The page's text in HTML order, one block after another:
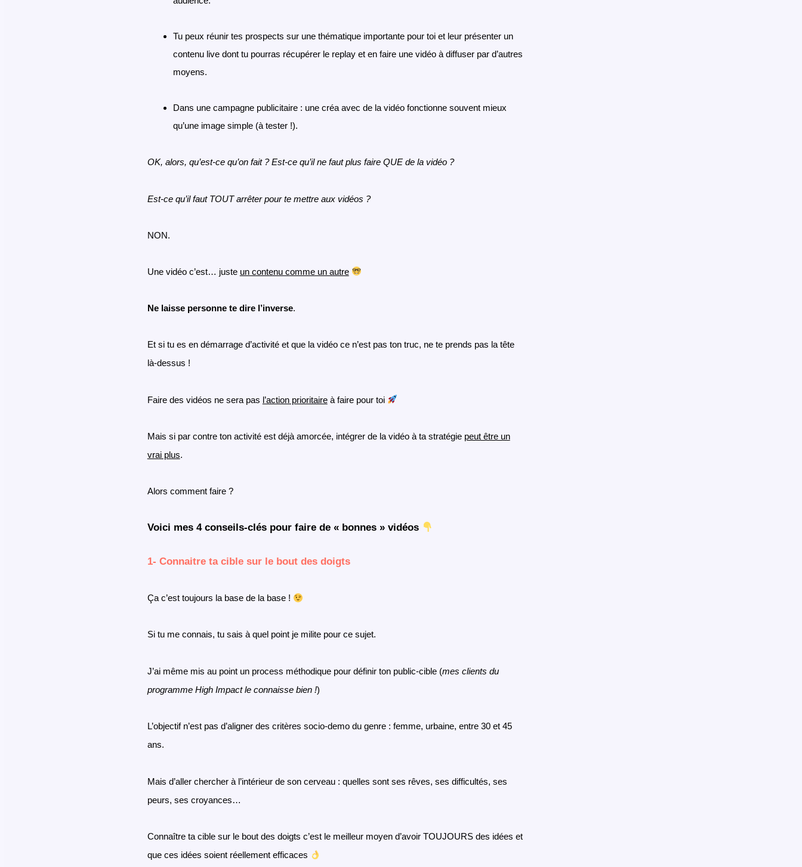
Tu peux réunir tes prospects sur une thématique importante pour toi et leur présenter un
contenu live dont tu pourras récupérer le replay et en faire une vidéo à diffuser par d’autres
moyens.
Dans une campagne publicitaire : une créa avec de la vidéo fonctionne souvent mieux
qu’une image simple (à tester !).
OK, alors, qu’est-ce qu’on fait ?Est-ce qu’il ne faut plus faire QUE de la vidéo ?
Est-ce qu’il faut TOUT arrêter pour te mettre aux vidéos ?
NON.
Une vidéo c’est… juste un contenu comme un autre
Ne laisse personne te dire l’inverse.
Et si tu es en démarrage d’activité et que la vidéo ce n’est pas ton truc, ne te prends pas la tête
là-dessus !
Faire des vidéos ne sera pas l’action prioritaireà faire pour toi
Mais si par contre ton activité est déjà amorcée, intégrer de la vidéo à ta stratégie peut être un
vrai plus.
Alors comment faire ?
Voici mes 4 conseils-clés pour faire de « bonnes » vidéos
1- Connaitre ta cible sur le bout des doigts
Ça c’est toujours la base de la base !
Si tu me connais, tu sais à quel point je milite pour ce sujet.
J’ai même mis au point un process méthodique pour définir ton public-cible (mes clients du
programme High Impact le connaisse bien !)
L’objectif n’est pas d’aligner des critères socio-demo du genre : femme, urbaine, entre 30 et 45
ans.
Mais d’aller chercher à l’intérieur de son cerveau : quelles sont ses rêves, ses difficultés, ses
peurs, ses croyances…
Connaître ta cible sur le bout des doigts c’est le meilleur moyen d’avoir TOUJOURS des idées et
que ces idées soient réellement efficaces